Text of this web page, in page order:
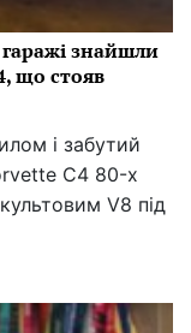
знайшли
що стояв
і забутий
C4 80-х
V8 під